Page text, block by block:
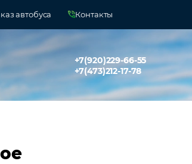
автобуса Контакты
+7(920)229-66-55
+7(473)212-17-78